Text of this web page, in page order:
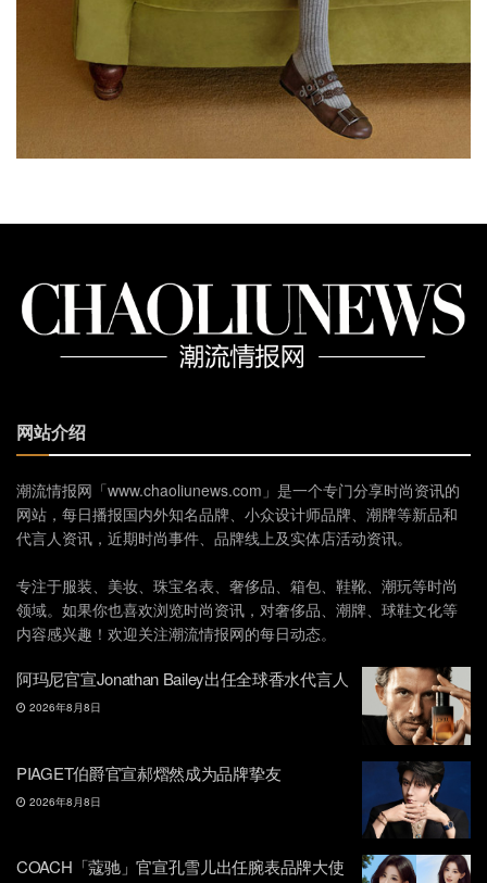
网站介绍
潮流情报网「www.chaoliunews.com」是一个专门分享时尚资讯的
网站，每日播报国内外知名品牌、小众设计师品牌、潮牌等新品和
代言人资讯，近期时尚事件、品牌线上及实体店活动资讯。
专注于服装、美妆、珠宝名表、奢侈品、箱包、鞋靴、潮玩等时尚
领域。如果你也喜欢浏览时尚资讯，对奢侈品、潮牌、球鞋文化等
内容感兴趣！欢迎关注潮流情报网的每日动态。
阿玛尼官宣Jonathan Bailey出任全球香水代言人
2026年8月8日
PIAGET伯爵官宣郝熠然成为品牌挚友
2026年8月8日
COACH「蔻驰」官宣孔雪儿出任腕表品牌大使